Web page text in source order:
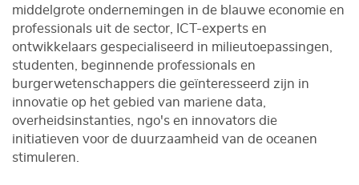
middelgrote ondernemingen in de blauwe economie en
professionals uit de sector, ICT-experts en
ontwikkelaars gespecialiseerd in milieutoepassingen,
studenten, beginnende professionals en
burgerwetenschappers die geïnteresseerd zijn in
innovatie op het gebied van mariene data,
overheidsinstanties, ngo's en innovators die
initiatieven voor de duurzaamheid van de oceanen
stimuleren.